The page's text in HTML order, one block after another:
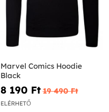
Marvel Comics Hoodie
Black
8 190 Ft‎ 19 490 Ft‎
ELÉRHETŐ